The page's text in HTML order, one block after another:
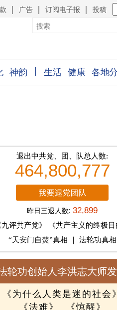
广告 订阅电子报 投稿
神韵 生活 健康 各地
退出中共党、团、队总人数:
464,800,777
昨日三退人数:32,899
评共产党》
《共产主义的终极目
“天安门自焚”真相
法轮功真相
轮功创始人李洪志大师
《为什么人类是迷的社会》
《法难》
《惊醒》